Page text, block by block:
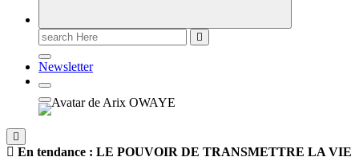
Newsletter
En tendance : LE POUVOIR DE TRANSMETTRE LA VIE